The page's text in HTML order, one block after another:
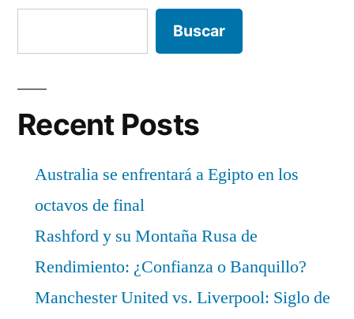
Buscar
Recent Posts
Australia se enfrentará a Egipto en los
octavos de final
Rashford y su Montaña Rusa de
Rendimiento: ¿Confianza o Banquillo?
Manchester United vs. Liverpool: Siglo de